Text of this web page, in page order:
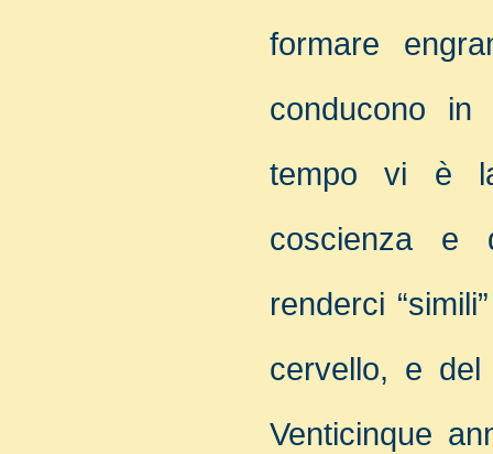
formare
conducono in
tempo vi è
coscienza e
renderci
cervello, e
Venticinque